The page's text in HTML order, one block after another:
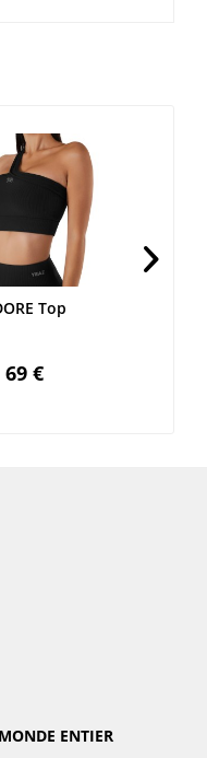
Top
69 €
ENTIER